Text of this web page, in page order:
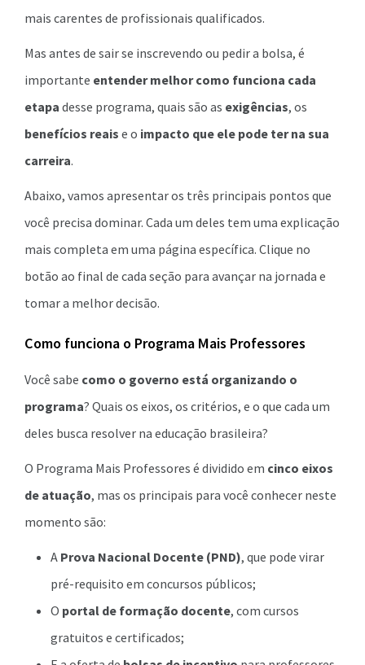
mais carentes de profissionais qualificados.
Mas antes de sair se inscrevendo ou pedir a bolsa, é
importante entender melhor como funciona cada
etapa desse programa, quais são as exigências, os
benefícios reais e o impacto que ele pode ter na sua
carreira.
Abaixo, vamos apresentar os três principais pontos que
você precisa dominar. Cada um deles tem uma explicação
mais completa em uma página específica. Clique no
botão ao final de cada seção para avançar na jornada e
tomar a melhor decisão.
Como funciona o Programa Mais Professores
Você sabe como o governo está organizando o
programa? Quais os eixos, os critérios, e o que cada um
deles busca resolver na educação brasileira?
O Programa Mais Professores é dividido em cinco eixos
de atuação, mas os principais para você conhecer neste
momento são:
A Prova Nacional Docente (PND), que pode virar
pré-requisito em concursos públicos;
O portal de formação docente, com cursos
gratuitos e certificados;